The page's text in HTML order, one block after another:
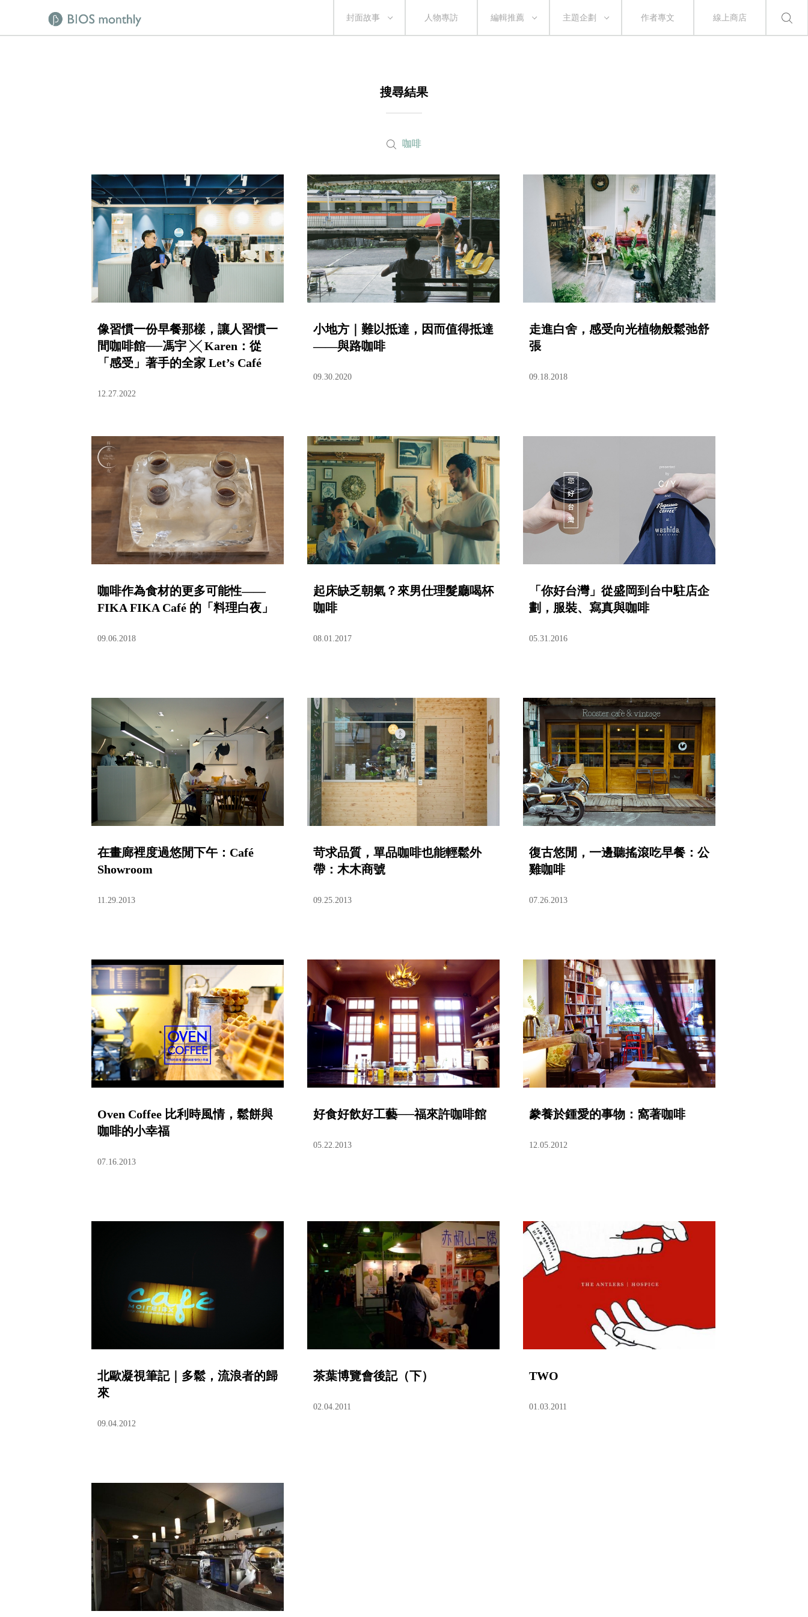
封面故事 人物專訪 編輯推薦 主題企劃 作者專文 線上商店
搜尋結果
咖啡
像習慣一份早餐那樣，讓人習慣一
間咖啡館──馮宇 ╳ Karen：從
「感受」著手的全家 Let’s Café
12.27.2022
小地方｜難以抵達，因而值得抵達
——與路咖啡
09.30.2020
走進白舍，感受向光植物般鬆弛舒
張
09.18.2018
咖啡作為食材的更多可能性——
FIKA FIKA Café 的「料理白夜」
09.06.2018
起床缺乏朝氣？來男仕理髮廳喝杯
咖啡
08.01.2017
「你好台灣」從盛岡到台中駐店企
劃，服裝、寫真與咖啡
05.31.2016
在畫廊裡度過悠閒下午：Café
Showroom
11.29.2013
苛求品質，單品咖啡也能輕鬆外
帶：木木商號
09.25.2013
復古悠閒，一邊聽搖滾吃早餐：公
雞咖啡
07.26.2013
Oven Coffee 比利時風情，鬆餅與
咖啡的小幸福
07.16.2013
好食好飲好工藝──福來許咖啡館
05.22.2013
豢養於鍾愛的事物：窩著咖啡
12.05.2012
北歐凝視筆記｜多鬆，流浪者的歸
來
09.04.2012
茶葉博覽會後記（下）
02.04.2011
TWO
01.03.2011